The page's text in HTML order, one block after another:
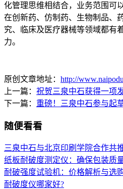
化管理思维相结合，业务范围可
在创新药、仿制药、生物制品、
究、临床及医疗器械等领域都有
力。
原创文章地址： http://
上一篇： 祝贺三泉中石获得一项
下一篇： 重磅！三泉中石参与起
随便看看
三泉中石与北京印刷学院合作共
纸板耐破度测定仪：确保包装质
耐破强度试验机：价格解析与选
耐破度仪哪家好?